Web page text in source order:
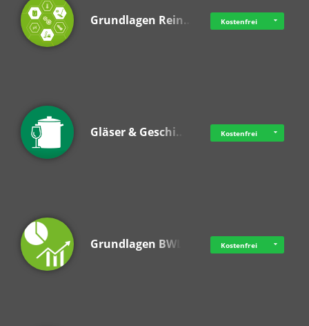
Grundlagen Rein… Kostenfrei
Gläser & Geschi… Kostenfrei
Grundlagen BWL Kostenfrei